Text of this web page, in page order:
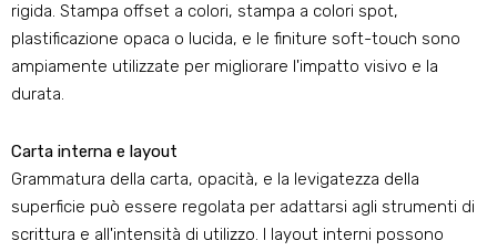
rigida. Stampa offset a colori, stampa a colori spot,
plastificazione opaca o lucida, e le finiture soft-touch sono
ampiamente utilizzate per migliorare l'impatto visivo e la
durata.
Carta interna e layout
Grammatura della carta, opacità, e la levigatezza della
superficie può essere regolata per adattarsi agli strumenti di
scrittura e all'intensità di utilizzo. I layout interni possono